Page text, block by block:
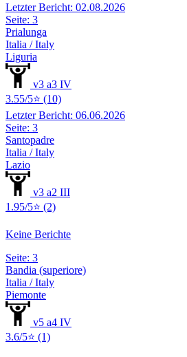
Letzter Bericht: 02.08.2026
Seite: 3
Prialunga
Italia / Italy
Liguria
v3 a3 IV
3.55/5⭐ (10)
Letzter Bericht: 06.06.2026
Seite: 3
Santopadre
Italia / Italy
Lazio
v3 a2 III
1.95/5⭐ (2)
Keine Berichte
Seite: 3
Bandia (superiore)
Italia / Italy
Piemonte
v5 a4 IV
3.6/5⭐ (1)